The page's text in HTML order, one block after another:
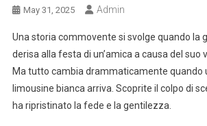
May 31, 2025 Admin
Una storia commovente si svolge quando la
derisa alla festa di un’amica a causa del suo
Ma tutto cambia drammaticamente quando
limousine bianca arriva. Scoprite il colpo di
ha ripristinato la fede e la gentilezza.